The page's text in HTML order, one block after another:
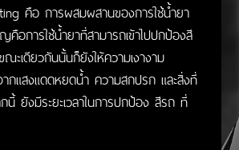
คือ การผสมผสานของการใช้น้ำยา
อการใช้น้ำยาที่สามารถเข้าไปปกป้องสี
ณะเดียวกันนั้นก็ยังให้ความเงางาม
กแสงแดดหยดน้ำ ความสกปรก และสิ่งที่
ยังมีระยะเวลาในการปกป้อง สีรถ ที่